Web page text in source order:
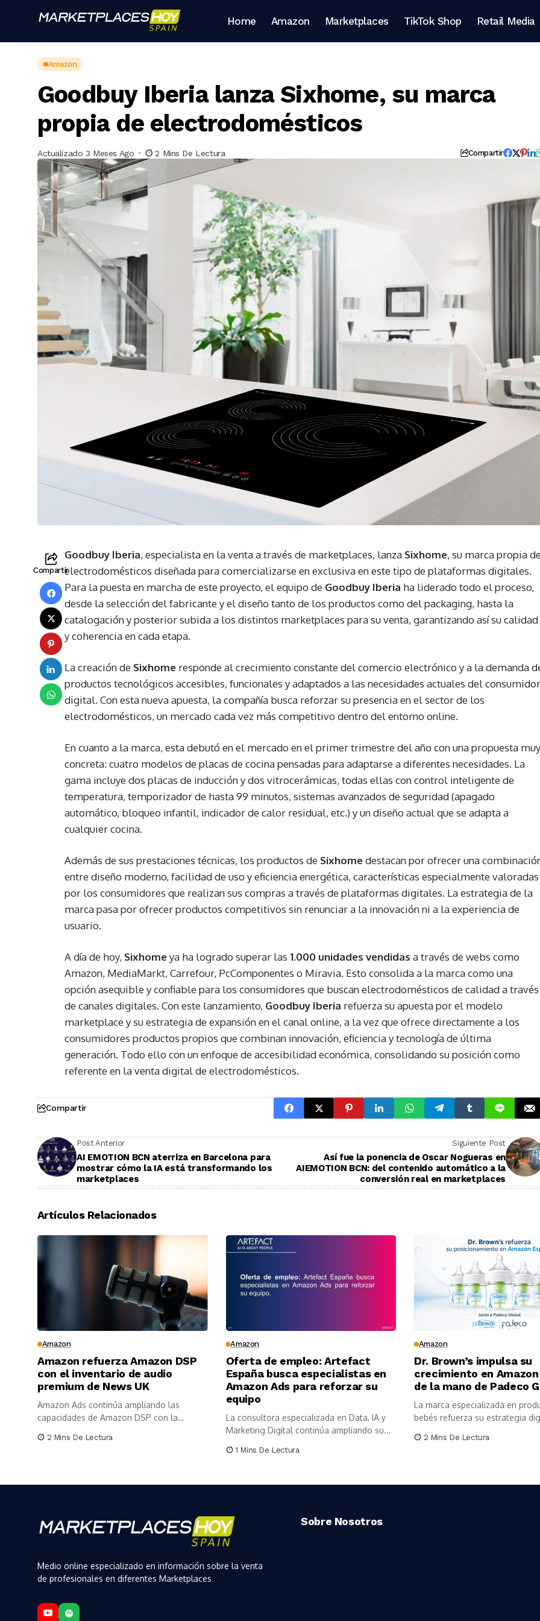
Home Amazon Marketplaces TikTok Shop Retail Media
Amazon
Goodbuy Iberia lanza Sixhome, su marca
propia de electrodomésticos
Actualizado 3 Meses Ago 2 Mins De Lectura Compartir
Compartir
Goodbuy Iberia, especialista en la venta a través de marketplaces, lanza Sixhome, su marca propia de
electrodomésticos diseñada para comercializarse en exclusiva en este tipo de plataformas digitales.
Para la puesta en marcha de este proyecto, el equipo de Goodbuy Iberia ha liderado todo el proceso,
desde la selección del fabricante y el diseño tanto de los productos como del packaging, hasta la
catalogación y posterior subida a los distintos marketplaces para su venta, garantizando así su calidad
y coherencia en cada etapa.
La creación de Sixhome responde al crecimiento constante del comercio electrónico y a la demanda
productos tecnológicos accesibles, funcionales y adaptados a las necesidades actuales del consumidor
digital. Con esta nueva apuesta, la compañía busca reforzar su presencia en el sector de los
electrodomésticos, un mercado cada vez más competitivo dentro del entorno online.
En cuanto a la marca, esta debutó en el mercado en el primer trimestre del año con una propuesta muy
concreta: cuatro modelos de placas de cocina pensadas para adaptarse a diferentes necesidades. La
gama incluye dos placas de inducción y dos vitrocerámicas, todas ellas con control inteligente de
temperatura, temporizador de hasta 99 minutos, sistemas avanzados de seguridad (apagado
automático, bloqueo infantil, indicador de calor residual, etc.) y un diseño actual que se adapta a
cualquier cocina.
Además de sus prestaciones técnicas, los productos de Sixhomedestacan por ofrecer una
entre diseño moderno, facilidad de uso y eficiencia energética, características especialmente valoradas
por los consumidores que realizan sus compras a través de plataformas digitales. La estrategia de la
marca pasa por ofrecer productos competitivos sin renunciar a la innovación ni a la experiencia de
usuario.
A día de hoy, Sixhomeya ha logrado superar las 1.000 unidades vendidas a través de webs como
Amazon, MediaMarkt, Carrefour, PcComponentes o Miravia. Esto consolida a la marca como una
opción asequible y confiable para los consumidores que buscan electrodomésticos de calidad a través
de canales digitales. Con este lanzamiento, Goodbuy Iberia refuerza su apuesta por el modelo
marketplace y su estrategia de expansión en el canal online, a la vez que ofrece directamente a los
consumidores productos propios que combinan innovación, eficiencia y tecnología de última
generación. Todo ello con un enfoque de accesibilidad económica, consolidando su posición como
referente en la venta digital de electrodomésticos.
Compartir
Post Anterior
AI EMOTION BCN aterriza en Barcelona para
mostrar cómo la IA está transformando los
marketplaces
Siguiente Post
Así fue la ponencia de Oscar Nogueras en
AIEMOTION BCN: del contenido automático a la
conversión real en marketplaces
Artículos Relacionados
Amazon
Amazon refuerza Amazon DSP
con el inventario de audio
premium de News UK
Amazon Ads continúa ampliando las
capacidades de Amazon DSP con la
2 Mins De Lectura
Amazon
Oferta de empleo: Artefact
España busca especialistas en
Amazon Ads para reforzar su
equipo
La consultora especializada en Data, IA y
Marketing Digital continúa ampliando su...
1 Mins De Lectura
Amazon
Dr. Brown’s impulsa su
crecimiento en Amazon
de la mano de Padeco
La marca especializada en
bebés refuerza su estrategia
2 Mins De Lectura
Medio online especializado en información sobre la venta
de profesionales en diferentes Marketplaces
Sobre Nosotros